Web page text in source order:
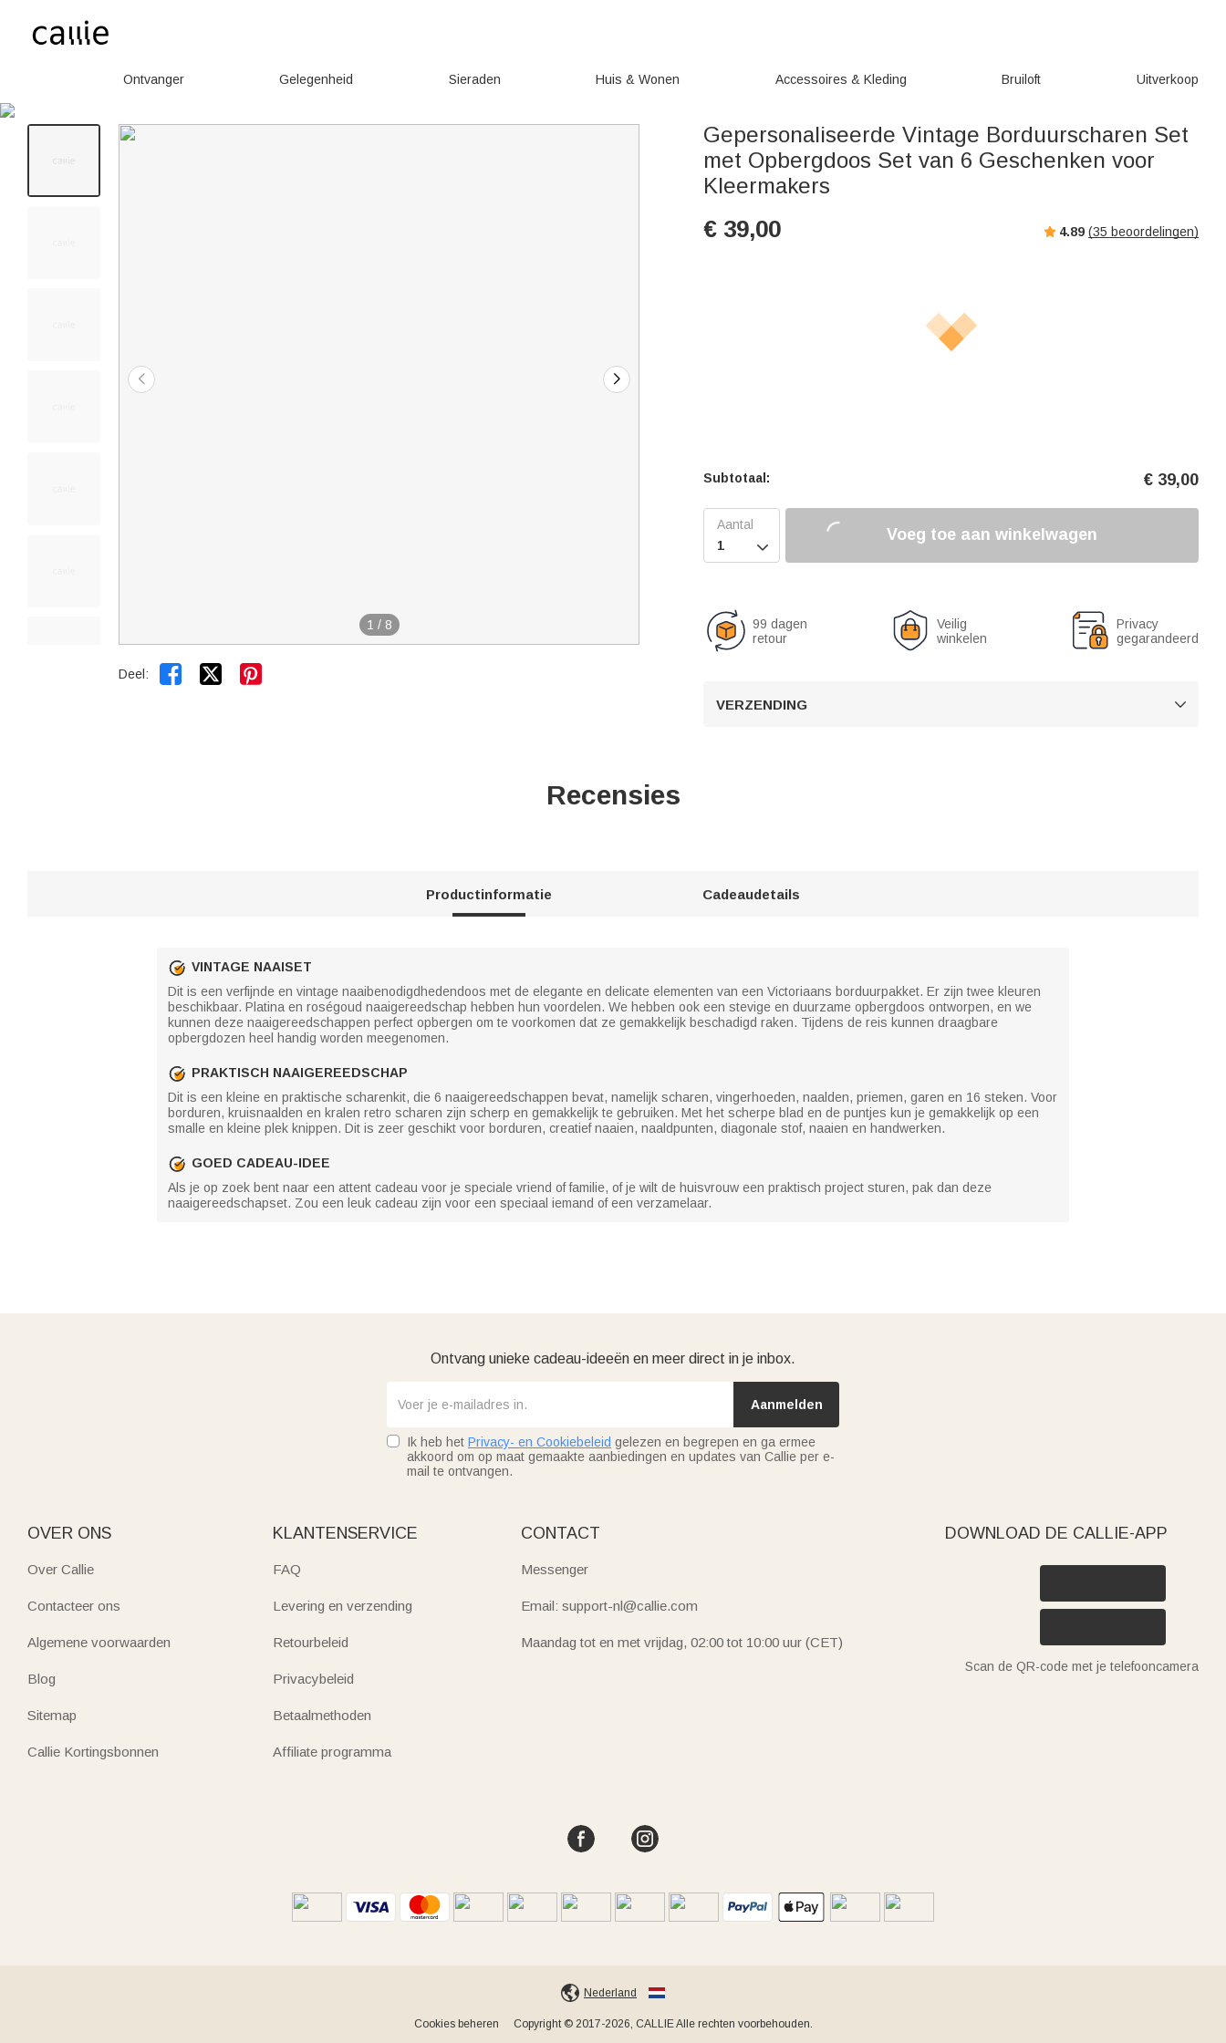
Ontvanger Gelegenheid Sieraden Huis & Wonen Accessoires & Kleding Bruiloft Uitverkoop
1 / 8
Deel:  
Gepersonaliseerde Vintage Borduurscharen Set
met Opbergdoos Set van 6 Geschenken voor
Kleermakers
€ 39,00 4.89 (35 beoordelingen)
Subtotaal: € 39,00

Voeg toe aan winkelwagen
99 dagen
retour
Veilig
winkelen
Privacy
gegarandeerd
VERZENDING 
Recensies
Productinformatie Cadeaudetails
VINTAGE NAAISET
Dit is een verfijnde en vintage naaibenodigdhedendoos met de elegante en delicate elementen van een Victoriaans borduurpakket. Er zijn twee kleuren
beschikbaar. Platina en roségoud naaigereedschap hebben hun voordelen. We hebben ook een stevige en duurzame opbergdoos ontworpen, en we
kunnen deze naaigereedschappen perfect opbergen om te voorkomen dat ze gemakkelijk beschadigd raken. Tijdens de reis kunnen draagbare
opbergdozen heel handig worden meegenomen.
PRAKTISCH NAAIGEREEDSCHAP
Dit is een kleine en praktische scharenkit, die 6 naaigereedschappen bevat, namelijk scharen, vingerhoeden, naalden, priemen, garen en 16 steken. Voor
borduren, kruisnaalden en kralen retro scharen zijn scherp en gemakkelijk te gebruiken. Met het scherpe blad en de puntjes kun je gemakkelijk op een
smalle en kleine plek knippen. Dit is zeer geschikt voor borduren, creatief naaien, naaldpunten, diagonale stof, naaien en handwerken.
GOED CADEAU-IDEE
Als je op zoek bent naar een attent cadeau voor je speciale vriend of familie, of je wilt de huisvrouw een praktisch project sturen, pak dan deze
naaigereedschapset. Zou een leuk cadeau zijn voor een speciaal iemand of een verzamelaar.
Ontvang unieke cadeau-ideeën en meer direct in je inbox.
Aanmelden
Ik heb het Privacy- en Cookiebeleid gelezen en begrepen en ga ermee
akkoord om op maat gemaakte aanbiedingen en updates van Callie per e-
mail te ontvangen.
OVER ONS
Over Callie
Contacteer ons
Algemene voorwaarden
Blog
Sitemap
Callie Kortingsbonnen
KLANTENSERVICE
FAQ
Levering en verzending
Retourbeleid
Privacybeleid
Betaalmethoden
Affiliate programma
CONTACT
Messenger
Email: support-nl@callie.com
Maandag tot en met vrijdag, 02:00 tot 10:00 uur (CET)
DOWNLOAD DE CALLIE-APP
Scan de QR-code met je telefooncamera
Nederland
Cookies beheren Copyright © 2017-2026, CALLIE Alle rechten voorbehouden.